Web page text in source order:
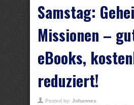
Samstag:
Missionen –
eBooks,
reduziert!
Posted by: Johannes